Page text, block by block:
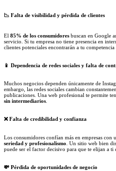
📉 Falta de visibilidad y pérdida de clientes
El 85% de los consumidores buscan en Google
servicio. Si tu empresa no tiene presencia en
clientes potenciales encontrarán a tu competencia
📱 Dependencia de redes sociales y falta de
Muchos negocios dependen únicamente de
embargo, las redes sociales cambian
publicaciones. Una web profesional te permite
sin intermediarios
❌ Falta de credibilidad y confianza
Los consumidores confían más en empresas con
seriedad y profesionalismo . Un sitio web bien
puede ser el factor decisivo para que te elijan a ti
💸 Pérdida de oportunidades de negocio